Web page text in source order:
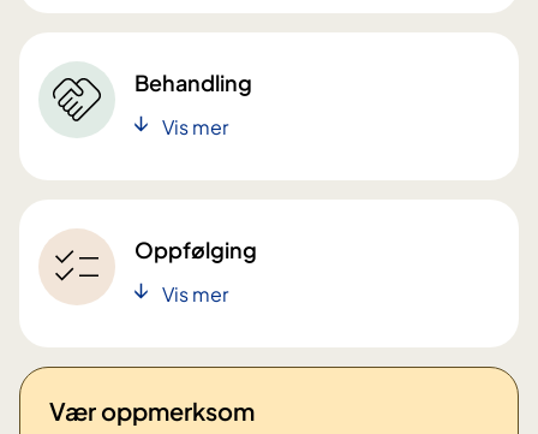
Behandling
Vis mer
Oppfølging
Vis mer
Vær oppmerksom